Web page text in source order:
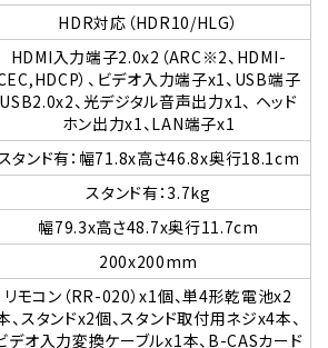
HDR対応（HDR10/HLG）
HDMI入力端子2.0x2（ARC※2、HDMI-
）、ビデオ入力端子x1、USB端子
USB2.0x2、光デジタル音声出力x1、 ヘッド
ホン出力x1、LAN端子x1
スタンド有：幅71.8x高さ46.8x奥行18.1cm
スタンド有：3.7kg
幅79.3x高さ48.7x奥行11.7cm
200x200mm
リモコン（RR-020）x1個、単4形乾電池x2
、スタンドx2個、スタンド取付用ネジx4本、
デオ入力変換ケーブルx1本、B-CASカード